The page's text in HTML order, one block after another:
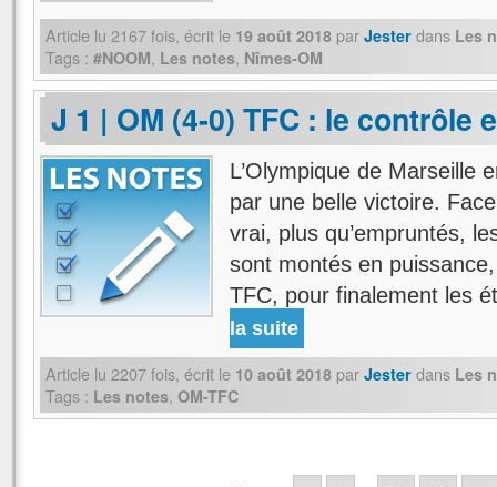
Article lu 2167fois, écrit le 19 août 2018 par Jester dans Les
Tags : #NOOM, Les notes, Nîmes-OM
J 1 | OM (4-0) TFC : le contrôle
L’Olympique de Marseille
par une belle victoire.
vrai, plus qu’empruntés,
sont montés en
TFC, pour finalement les
la suite
Article lu 2207fois, écrit le 10 août 2018 par Jester dans Les
Tags : Les notes, OM-TFC